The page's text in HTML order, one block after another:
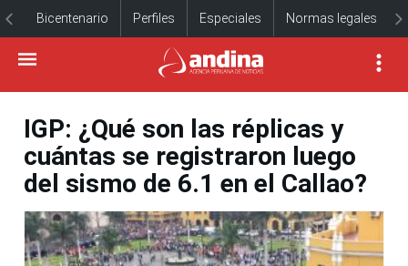
Bicentenario Perfiles Especiales Normas legales
IGP: ¿Qué son las réplicas y
cuántas se registraron luego
del sismo de 6.1 en el Callao?